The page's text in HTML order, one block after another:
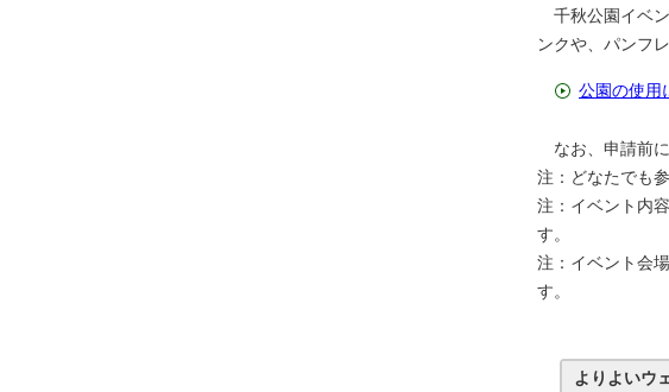
千秋公園イベン
ンクや、パンフ
公園の使用
なお、申請前に
注：どなたでも
注：イベント内
す。
注：イベント会
す。
よりよいウ